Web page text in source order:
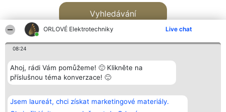
ORLOVÉ Elektrotechniky Live chat
08:24
Ahoj, rádi Vám pomůžeme! 🙂 Klikněte na
příslušnou téma konverzace! 🙂
Jsem laureát, chci získat marketingové materiály.
Vyhledávání
Bright Side Solutions sp. z o.
o. sp. k.
ul. Ruska 22
Vítězové
Seznam všech
laureátů
Kontakt